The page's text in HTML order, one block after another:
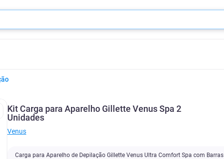
Kit Carga para Aparelho Gillette Venus Spa 2
Unidades
Venus
Carga para Aparelho de Depilação Gillette Venus Ultra Comfort Spa com Barras